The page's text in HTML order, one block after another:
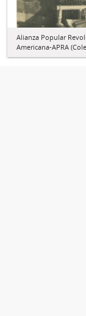
Alianza Popular
Americana-APRA